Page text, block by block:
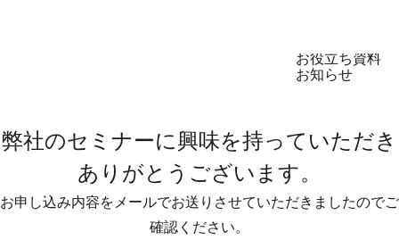
製品 LegalOn
DealOn
WorkOn
TomoniAI
お役立ち資料
お知らせ
弊社のセミナーに興味を持っていただき
ありがとうございます。
お申し込み内容をメールでお送りさせていただきましたのでご
確認ください。